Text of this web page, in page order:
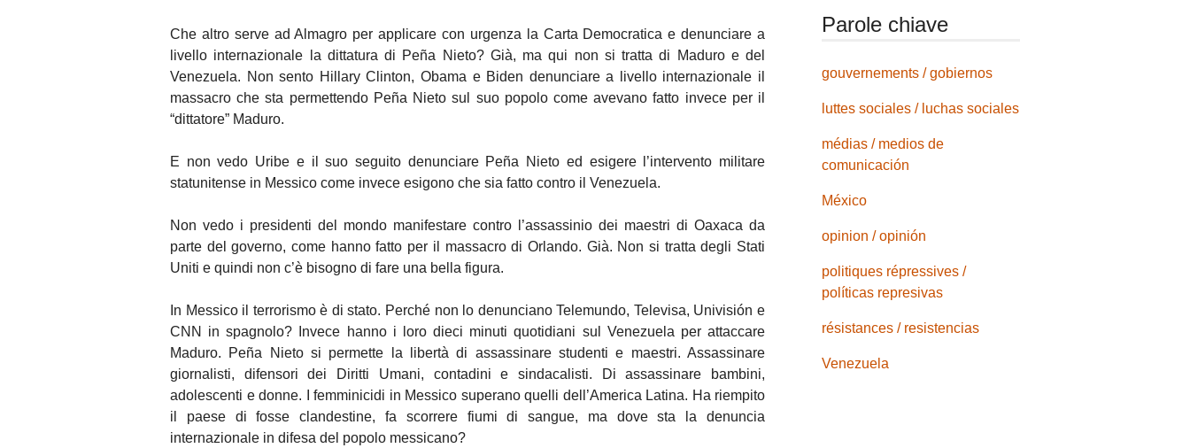
Che altro serve ad Almagro per applicare con urgenza la Carta Democratica e denunciare a
livello internazionale la dittatura di Peña Nieto? Già, ma qui non si tratta di Maduro e del
Venezuela. Non sento Hillary Clinton, Obama e Biden denunciare a livello internazionale il
massacro che sta permettendo Peña Nieto sul suo popolo come avevano fatto invece per il
“dittatore” Maduro.
E non vedo Uribe e il suo seguito denunciare Peña Nieto ed esigere l’intervento militare
statunitense in Messico come invece esigono che sia fatto contro il Venezuela.
Non vedo i presidenti del mondo manifestare contro l’assassinio dei maestri di Oaxaca da
parte del governo, come hanno fatto per il massacro di Orlando. Già. Non si tratta degli Stati
Uniti e quindi non c’è bisogno di fare una bella figura.
In Messico il terrorismo è di stato. Perché non lo denunciano Telemundo, Televisa, Univisión e
CNN in spagnolo? Invece hanno i loro dieci minuti quotidiani sul Venezuela per attaccare
Maduro. Peña Nieto si permette la libertà di assassinare studenti e maestri. Assassinare
giornalisti, difensori dei Diritti Umani, contadini e sindacalisti. Di assassinare bambini,
adolescenti e donne. I femminicidi in Messico superano quelli dell’America Latina. Ha riempito
il paese di fosse clandestine, fa scorrere fiumi di sangue, ma dove sta la denuncia
internazionale in difesa del popolo messicano?
Parole chiave
gouvernements / gobiernos
luttes sociales / luchas sociales
médias / medios de
comunicación
México
opinion / opinión
politiques répressives /
políticas represivas
résistances / resistencias
Venezuela